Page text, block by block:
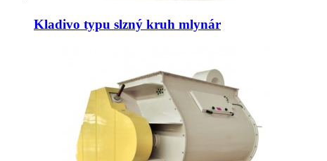
Kladivo typu slzný kruh mlynár